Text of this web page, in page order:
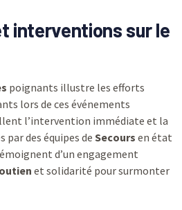
interventions sur le
poignants illustre les efforts
lors de ces événements
l’intervention immédiate et la
par des équipes de Secours en état
d’un engagement
et solidarité pour surmonter